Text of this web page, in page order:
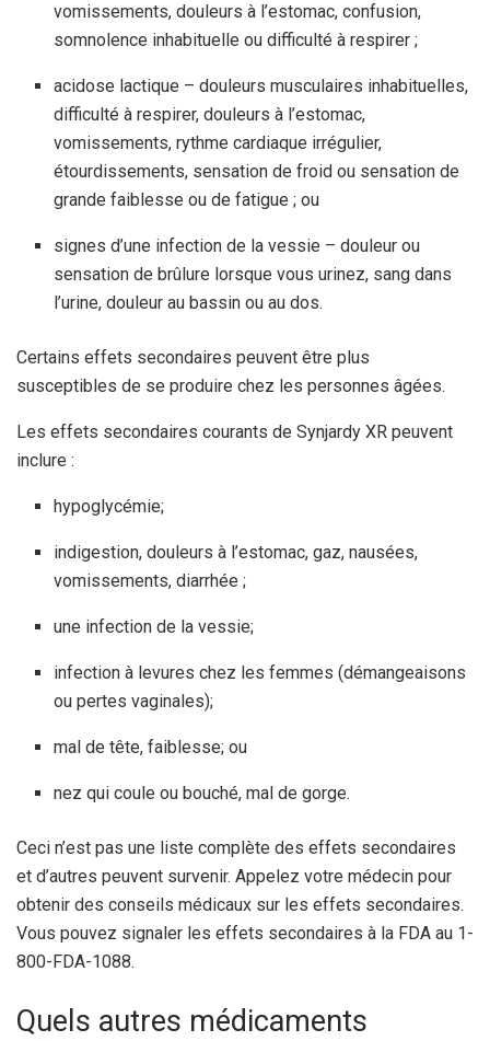
vomissements, douleurs à l’estomac, confusion,
somnolence inhabituelle ou difficulté à respirer ;
acidose lactique – douleurs musculaires inhabituelles,
difficulté à respirer, douleurs à l’estomac,
vomissements, rythme cardiaque irrégulier,
étourdissements, sensation de froid ou sensation de
grande faiblesse ou de fatigue ; ou
signes d’une infection de la vessie – douleur ou
sensation de brûlure lorsque vous urinez, sang dans
l’urine, douleur au bassin ou au dos.
Certains effets secondaires peuvent être plus
susceptibles de se produire chez les personnes âgées.
Les effets secondaires courants de Synjardy XR peuvent
inclure :
hypoglycémie;
indigestion, douleurs à l’estomac, gaz, nausées,
vomissements, diarrhée ;
une infection de la vessie;
infection à levures chez les femmes (démangeaisons
ou pertes vaginales);
mal de tête, faiblesse; ou
nez qui coule ou bouché, mal de gorge.
Ceci n’est pas une liste complète des effets secondaires
et d’autres peuvent survenir. Appelez votre médecin pour
obtenir des conseils médicaux sur les effets secondaires.
Vous pouvez signaler les effets secondaires à la FDA au 1-
800-FDA-1088.
Quels autres médicaments